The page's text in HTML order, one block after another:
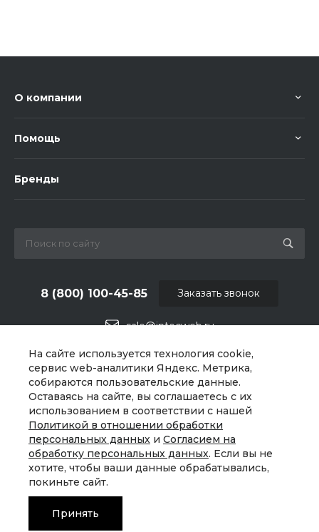
На сайте используется технология cookie,
сервис web-аналитики Яндекс. Метрика,
собираются пользовательские данные.
Оставаясь на сайте, вы соглашаетесь с их
использованием в соответствии с нашей
Политикой в отношении обработки
персональных данных и Согласием на
обработку персональных данных. Если вы не
хотите, чтобы ваши данные обрабатывались,
покиньте сайт.
Принять
О компании
Помощь
Бренды
sale@intecweb.ru
8 (800) 100-45-85
г. Челябинск, ул.Свободы, д.93, оф. 6
Заказать звонок